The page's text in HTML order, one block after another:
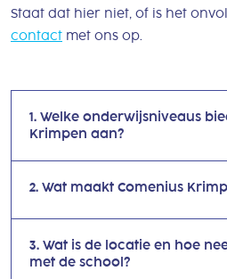
Staat dat hier niet, of is het
contact met ons op.
1. Welke onderwijsniveaus
Krimpen aan?
2. Wat maakt Comenius
3. Wat is de locatie en hoe
met de school?